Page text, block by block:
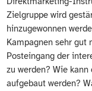
Zielgruppe wird
hinzugewonnen
Kampagnen sehr gut
Posteingang der
zu werden? Wie
aufgebaut werden?